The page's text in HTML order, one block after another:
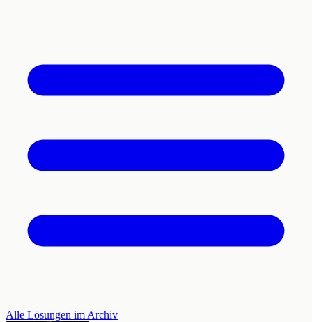
Alle Lösungen im Archiv